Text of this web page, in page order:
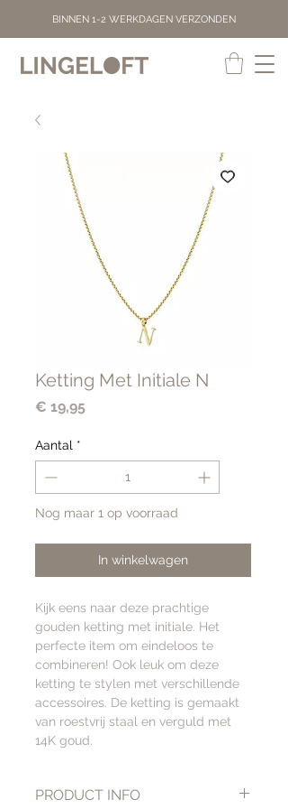
BINNEN 1-2 WERKDAGEN VERZONDEN
Ketting Met Initiale N
€ 19,95Prijs
Aantal *
Nog maar 1 op voorraad
In winkelwagen
Kijk eens naar deze prachtige
gouden ketting met initiale. Het
perfecte item om eindeloos te
combineren! Ook leuk om deze
ketting te stylen met verschillende
accessoires. De ketting is gemaakt
van roestvrij staal en verguld met
14K goud.
PRODUCT INFO